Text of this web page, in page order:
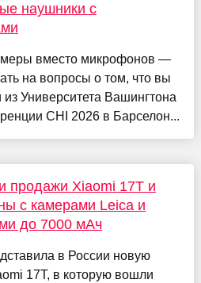
наушники с
вместо микрофонов —
на вопросы о том, что вы
Университета Вашингтона
CHI 2026 в Барселон...
продажи Xiaomi 17T и
с камерами Leica и
до 7000 мАч
в России новую
17T, в которую вошли